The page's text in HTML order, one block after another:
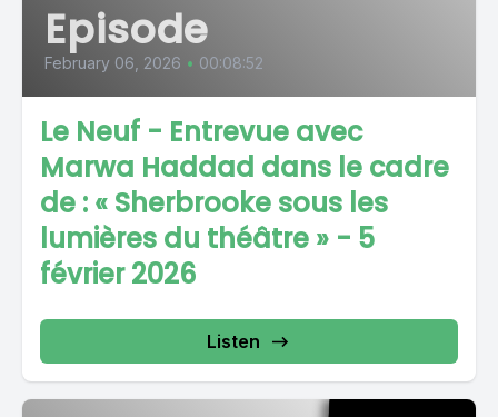
Episode
February 06, 2026 • 00:08:52
Le Neuf - Entrevue avec
Marwa Haddad dans le cadre
de : « Sherbrooke sous les
lumières du théâtre » - 5
février 2026
Listen